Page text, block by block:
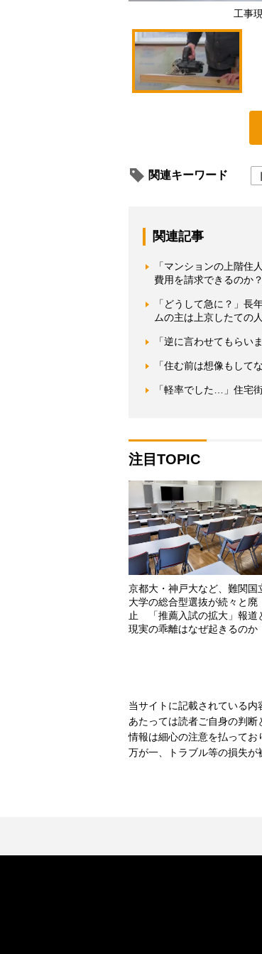
工事
関連キーワード
関連記事
「マンションの上階住
費用を請求できるのか
「どうして急に？」
ムの主は上京したての
「逆に言わせてもら
「住む前は想像もし
「軽率でした…」住宅
注目TOPIC
京都大・神戸大など、難関国
大学の総合型選抜が続々と廃
止 「推薦入試の拡大」報道
現実の乖離はなぜ起きるのか
当サイトに記載されている
あたっては読者ご自身の判
情報は細心の注意を払ってお
万が一、トラブル等の損失が